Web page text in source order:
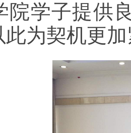
院学子提供
为契机更